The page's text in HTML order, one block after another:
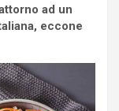
ad un
eccone